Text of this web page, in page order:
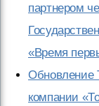
партнером
«Время
Обновление
компании